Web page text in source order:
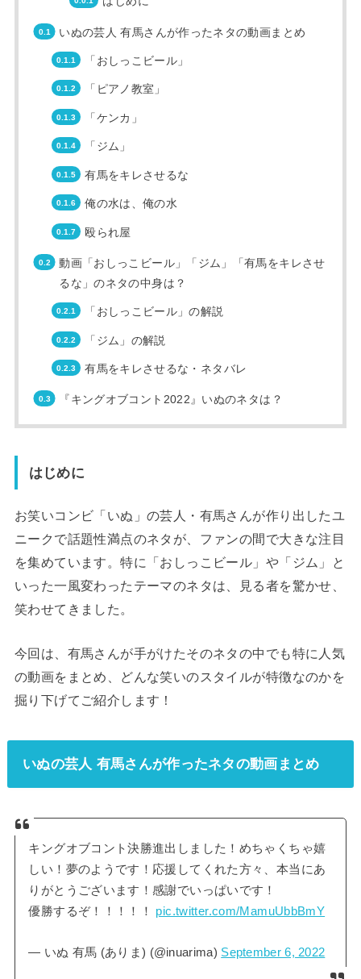
いぬの芸人 有馬さんが作ったネタの動画まとめ
「おしっこビール」
「ピアノ教室」
「ケンカ」
「ジム」
有馬をキレさせるな
俺の水は、俺の水
殴られ屋
動画「おしっこビール」「ジム」「有馬をキレさせ
るな」のネタの中身は？
「おしっこビール」の解説
「ジム」の解説
有馬をキレさせるな・ネタバレ
『キングオブコント2022』いぬのネタは？
はじめに
お笑いコンビ「いぬ」の芸人・有馬さんが作り出したユ
ニークで話題性満点のネタが、ファンの間で大きな注目
を集めています。特に「おしっこビール」や「ジム」と
いった一風変わったテーマのネタは、見る者を驚かせ、
笑わせてきました。
今回は、有馬さんが手がけたそのネタの中でも特に人気
の動画をまとめ、どんな笑いのスタイルが特徴なのかを
掘り下げてご紹介します！
いぬの芸人 有馬さんが作ったネタの動画まとめ
キングオブコント決勝進出しました！めちゃくちゃ嬉
しい！夢のようです！応援してくれた方々、本当にあ
りがとうございます！感謝でいっぱいです！
優勝するぞ！！！！！ pic.twitter.com/MamuUbbBmY
— いぬ 有馬 (ありま) (@inuarima) September 6, 2022